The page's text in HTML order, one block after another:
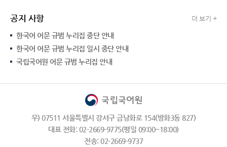
공지 사항 더 보기 +
한국어 어문 규범 누리집 중단 안내
한국어 어문 규범 누리집 일시 중단 안내
국립국어원 어문 규범 누리집 안내
우) 07511 서울특별시 강서구 금낭화로 154(방화3동 827)
대표 전화: 02-2669-9775(평일 09:00~18:00)
전송: 02-2669-9737